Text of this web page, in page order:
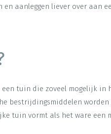
aanleggen liever over aan
tuin die zoveel mogelijk
bestrijdingsmiddelen
tuin vormt als het ware